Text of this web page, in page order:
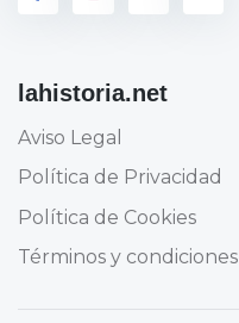
lahistoria.net
Aviso Legal
Política de Privacidad
Política de Cookies
Términos y condiciones